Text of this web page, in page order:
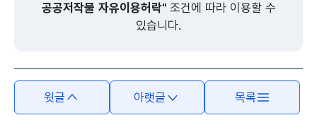
공공저작물 자유이용허락"조건에 따라 이용할 수
있습니다.
윗글 아랫글 목록